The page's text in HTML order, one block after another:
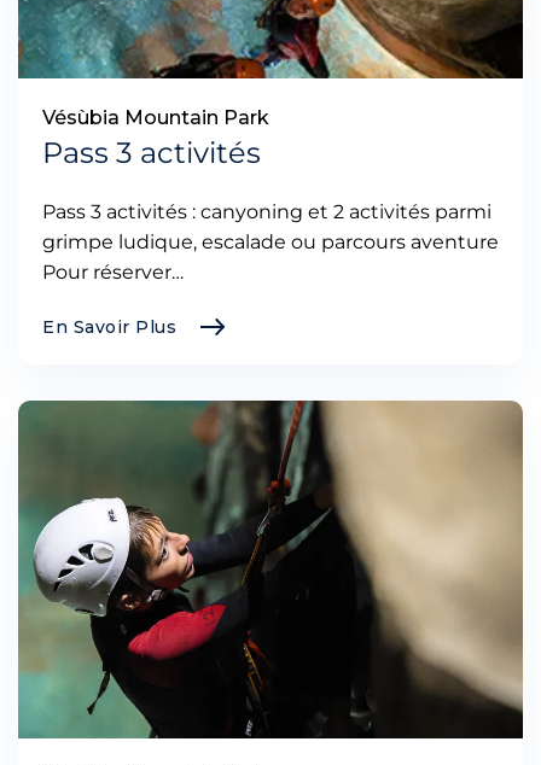
Vésùbia Mountain Park
Pass 3 activités
Pass 3 activités : canyoning et 2 activités parmi
grimpe ludique, escalade ou parcours aventure
Pour réserver…
En Savoir Plus